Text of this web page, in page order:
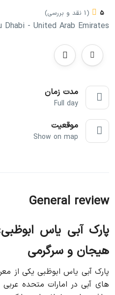
5 (1 نقد و بررسی)
Dhabi - United Arab Emirates
مدت زمان
Full day
موقعیت
Show on map
General review
پارک آبی یاس
هیجان و سرگرمی
پارک آبی یاس ابوظبی یکی از